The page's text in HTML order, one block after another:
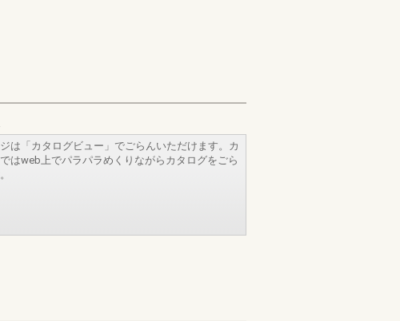
は「カタログビュー」でごらんいただけます。カ
はweb上でパラパラめくりながらカタログをごら